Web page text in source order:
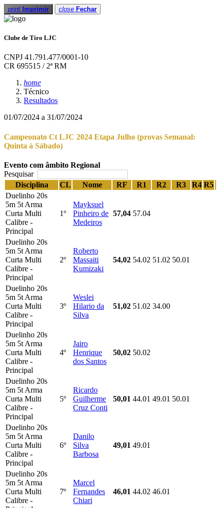
print Imprimir close Fechar
Clube de Tiro LJC
CNPJ 41.791.477/0001-10
CR 695515 / 2ª RM
home
Técnico
Resultados
01/07/2024 a 31/07/2024
Campeonato Ct LJC 2024 Etapa Julho (provas Semanal:
Quinta à Sábado)
Evento com âmbito Regional
Pesquisar
Disciplina
CL Nome RF R1 R2 R3 R4 R5
Duelinho 20s
5m 5t Arma
Curta Multi
Calibre -
Principal
1º
Mayksuel
Pinheiro de
Medeiros
57,04 57.04
Duelinho 20s
5m 5t Arma
Curta Multi
Calibre -
Principal
2º
Roberto
Massaiti
Kumizaki
54,02 54.02 51.02 50.01
Duelinho 20s
5m 5t Arma
Curta Multi
Calibre -
Principal
3º
Weslei
Hilario da
Silva
51,02 51.02 34.00
Duelinho 20s
5m 5t Arma
Curta Multi
Calibre -
Principal
4º
Jairo
Henrique
dos Santos
50,02 50.02
Duelinho 20s
5m 5t Arma
Curta Multi
Calibre -
Principal
5º
Ricardo
Guilherme
Cruz Conti
50,01 44.01 49.01 50.01
Duelinho 20s
5m 5t Arma
Curta Multi
Calibre -
Principal
6º
Danilo
Silva
Barbosa
49,01 49.01
Duelinho 20s
5m 5t Arma
Curta Multi
Calibre -
7º
Marcel
Fernandes
Chiari
46,01 44.02 46.01